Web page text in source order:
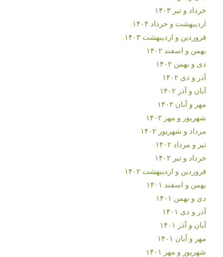
خرداد و تیر ۱۴۰۳
اردیبهشت و خرداد ۱۴۰۳
فروردین و اردیبهشت ۱۴۰۳
بهمن و اسفند ۱۴۰۲
دی و بهمن ۱۴۰۲
آذر و دی ۱۴۰۲
آبان و آذر ۱۴۰۲
مهر و آبان ۱۴۰۲
شهریور و مهر ۱۴۰۲
مرداد و شهریور ۱۴۰۲
تیر و مرداد ۱۴۰۲
خرداد و تیر ۱۴۰۲
فروردین و اردیبهشت ۱۴۰۲
بهمن و اسفند ۱۴۰۱
دی و بهمن ۱۴۰۱
آذر و دی ۱۴۰۱
آبان و آذر ۱۴۰۱
مهر و آبان ۱۴۰۱
شهریور و مهر ۱۴۰۱